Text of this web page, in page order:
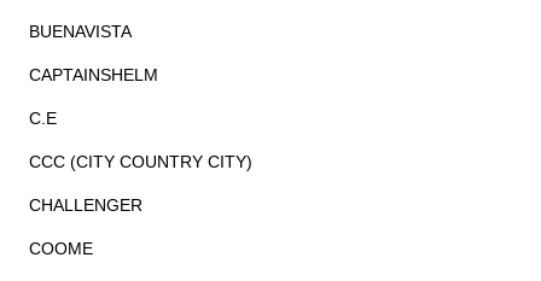
BUENAVISTA
CAPTAINSHELM
C.E
CCC (CITY COUNTRY CITY)
CHALLENGER
COOME